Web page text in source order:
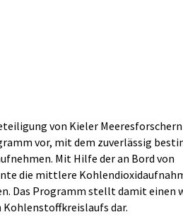
von Kieler
vor, mit dem zuverlässig
Mit Hilfe der an Bord von
die mittlere
Das Programm stellt damit einen
dar.